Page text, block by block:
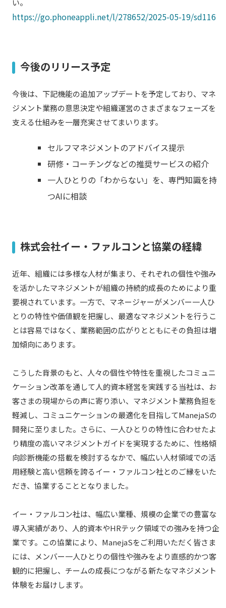
い。
https://go.phoneappli.net/l/278652/2025-05-19/sd116
今後のリリース予定
今後は、下記機能の追加アップデートを予定しており、マネ
ジメント業務の意思決定や組織運営のさまざまなフェーズを
支える仕組みを一層充実させてまいります。
セルフマネジメントのアドバイス提示​
研修・コーチングなどの推奨サービスの紹介
一人ひとりの「わからない」を、専門知識を持
つAIに相談
株式会社イー・ファルコンと協業の経緯
近年、組織には多様な人材が集まり、それぞれの個性や強み
を活かしたマネジメントが組織の持続的成長のためにより重
要視されています。一方で、マネージャーがメンバー一人ひ
とりの特性や価値観を把握し、最適なマネジメントを行うこ
とは容易ではなく、業務範囲の広がりとともにその負担は増
加傾向にあります。
こうした背景のもと、人々の個性や特性を重視したコミュニ
ケーション改革を通して人的資本経営を実践する当社は、お
客さまの現場からの声に寄り添い、マネジメント業務負担を
軽減し、コミュニケーションの最適化を目指してManejaSの
開発に至りました。さらに、一人ひとりの特性に合わせたよ
り精度の高いマネジメントガイドを実現するために、性格傾
向診断機能の搭載を検討するなかで、幅広い人材領域での活
用経験と高い信頼を誇るイー・ファルコン社とのご縁をいた
だき、協業することとなりました。
イー・ファルコン社は、幅広い業種、規模の企業での豊富な
導入実績があり、人的資本やHRテック領域での強みを持つ企
業です。この協業により、ManejaSをご利用いただく皆さま
には、メンバー一人ひとりの個性や強みをより直感的かつ客
観的に把握し、チームの成長につながる新たなマネジメント
体験をお届けします。